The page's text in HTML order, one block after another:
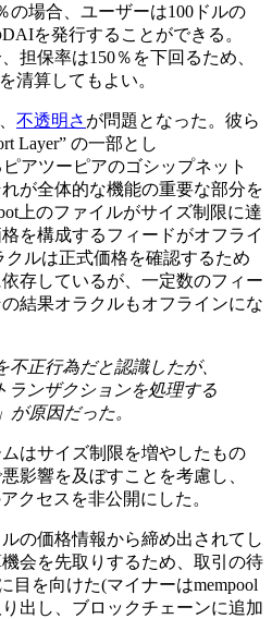
の場合、ユーザーは100ドルの
を発行することができる。
担保率は150％を下回るため、
清算してもよい。
不透明さ が問題となった。彼ら
Layer” の一部とし
アツーピアのゴシップネット
が全体的な機能の重要な部分を
上のファイルがサイズ制限に達
を構成するフィードがオフライ
ルは正式価格を確認するため
存しているが、一定数のフィー
結果オラクルもオフラインにな
不正行為だと認識したが、
ランザクションを処理する
が原因だった。
はサイズ制限を増やしたもの
影響を及ぼすことを考慮し、
クセスを非公開にした。
の価格情報から締め出されてし
会を先取りするため、取引の待
目を向けた(マイナーはmempool
出し、ブロックチェーンに追加